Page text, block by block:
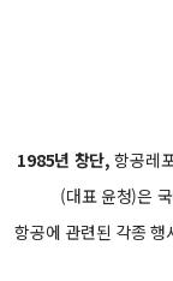
1985년 창단, 항공레
(대표 윤청)은
항공에 관련된 각종 행